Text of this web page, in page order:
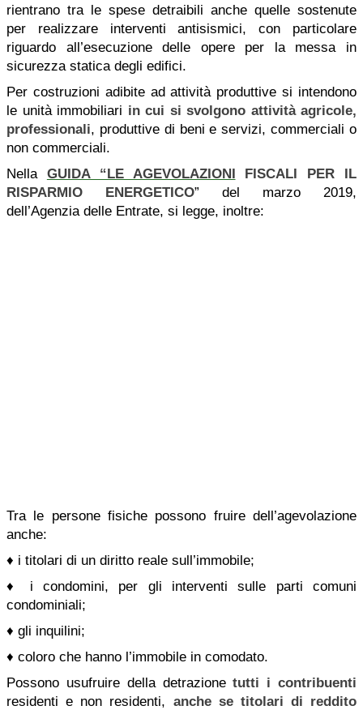
rientrano tra le spese detraibili anche quelle sostenute
per realizzare interventi antisismici, con particolare
riguardo all’esecuzione delle opere per la messa in
sicurezza statica degli edifici.
Per costruzioni adibite ad attività produttive si intendono
le unità immobiliari in cui si svolgono attività agricole,
professionali, produttive di beni e servizi, commerciali o
non commerciali.
Nella GUIDA “LE AGEVOLAZIONI
FISCALI PER IL
RISPARMIO ENERGETICO” del marzo 2019,
dell’Agenzia delle Entrate, si legge, inoltre:
Tra le persone fisiche possono fruire dell’agevolazione
anche:
♦ i titolari di un diritto reale sull’immobile;
♦ i condomini, per gli interventi sulle parti comuni
condominiali;
♦ gli inquilini;
♦ coloro che hanno l’immobile in comodato.
Possono usufruire della detrazionetutti i contribuenti
residenti e non residenti, anche se titolari di reddito